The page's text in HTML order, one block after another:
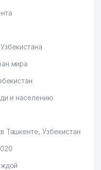
мира
и населению
Ташкенте, Узбекистан